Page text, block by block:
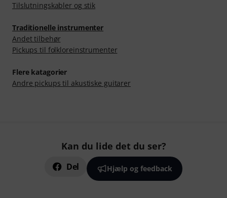
Tilslutningskabler og stik
Traditionelle instrumenter
Andet tilbehør
Pickups til folkloreinstrumenter
Flere katagorier
Andre pickups til akustiske guitarer
Kan du lide det du ser?
Del Hjælp og feedback